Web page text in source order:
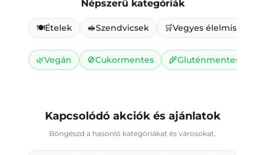
Népszerű kategóriák
🍽️Ételek 🥪Szendvicsek 🛒Vegyes élelmiszer
🌿Vegán 🚫Cukormentes 🌾Gluténmentes
Kapcsolódó akciók és ajánlatok
Böngészd a hasonló kategóriákat és városokat.